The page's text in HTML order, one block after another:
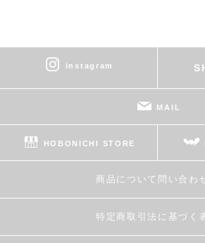
instagram
MAIL
HOBONICHI STORE
商品について問い合わ
特定商取引法に基づく